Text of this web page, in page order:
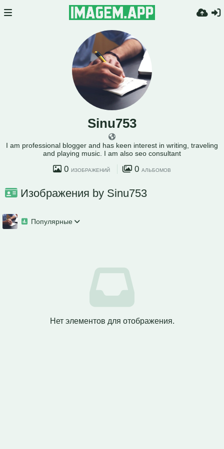
Sinu753
I am professional blogger and has keen interest in writing, traveling
and playing music. I am also seo consultant
0 ИЗОБРАЖЕНИЙ 0 АЛЬБОМОВ
Изображения by Sinu753
Популярные
Нет элементов для отображения.